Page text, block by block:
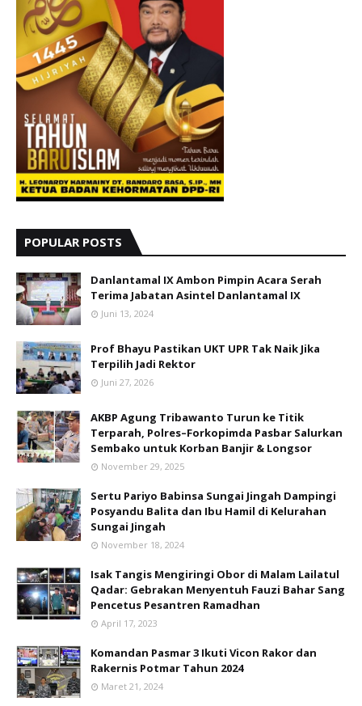
POPULAR POSTS
Danlantamal IX Ambon Pimpin Acara Serah
Terima Jabatan Asintel Danlantamal IX
Juni 13, 2024
Prof Bhayu Pastikan UKT UPR Tak Naik Jika
Terpilih Jadi Rektor
Juni 27, 2026
AKBP Agung Tribawanto Turun ke Titik
Terparah, Polres–Forkopimda Pasbar Salurkan
Sembako untuk Korban Banjir & Longsor
November 29, 2025
Sertu Pariyo Babinsa Sungai Jingah Dampingi
Posyandu Balita dan Ibu Hamil di Kelurahan
Sungai Jingah
November 18, 2024
Isak Tangis Mengiringi Obor di Malam Lailatul
Qadar: Gebrakan Menyentuh Fauzi Bahar Sang
Pencetus Pesantren Ramadhan
April 17, 2023
Komandan Pasmar 3 Ikuti Vicon Rakor dan
Rakernis Potmar Tahun 2024
Maret 21, 2024